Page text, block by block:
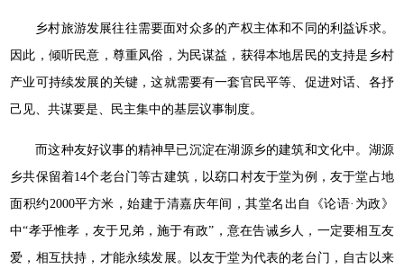
乡村旅游发展往往需要面对众多的产权主体和不同的利益诉求。
因此，倾听民意，尊重风俗，为民谋益，获得本地居民的支持是乡村
产业可持续发展的关键，这就需要有一套官民平等、促进对话、各抒
己见、共谋要是、民主集中的基层议事制度。
而这种友好议事的精神早已沉淀在湖源乡的建筑和文化中。湖源
乡共保留着14个老台门等古建筑，以窈口村友于堂为例，友于堂占地
面积约2000平方米，始建于清嘉庆年间，其堂名出自《论语·为政》
中“孝乎惟孝，友于兄弟，施于有政”，意在告诫乡人，一定要相互友
爱，相互扶持，才能永续发展。以友于堂为代表的老台门，自古以来